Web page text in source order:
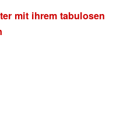
mit ihrem tabulosen